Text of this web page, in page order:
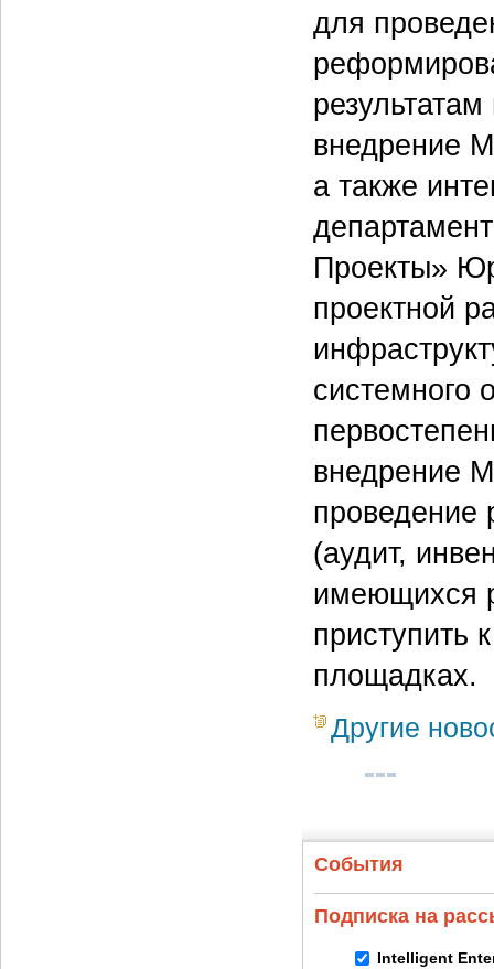
для
внедрение
а также
Проекты»
проектной
системного
внедрение
проведение
(аудит,
имеющихся
приступить
площадках.
Другие
События
Подписка на
Intelligent